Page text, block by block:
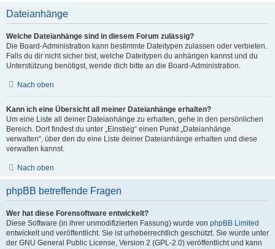
Dateianhänge
Welche Dateianhänge sind in diesem Forum zulässig?
Die Board-Administration kann bestimmte Dateitypen zulassen oder verbieten.
Falls du dir nicht sicher bist, welche Dateitypen du anhängen kannst und du
Unterstützung benötigst, wende dich bitte an die Board-Administration.
Nach oben
Kann ich eine Übersicht all meiner Dateianhänge erhalten?
Um eine Liste all deiner Dateianhänge zu erhalten, gehe in den persönlichen
Bereich. Dort findest du unter „Einstieg“ einen Punkt „Dateianhänge
verwalten“, über den du eine Liste deiner Dateianhänge erhalten und diese
verwalten kannst.
Nach oben
phpBB betreffende Fragen
Wer hat diese Forensoftware entwickelt?
Diese Software (in ihrer unmodifizierten Fassung) wurde von phpBB Limited
entwickelt und veröffentlicht. Sie ist urheberrechtlich geschützt. Sie wurde unter
der GNU General Public License, Version 2 (GPL-2.0) veröffentlicht und kann